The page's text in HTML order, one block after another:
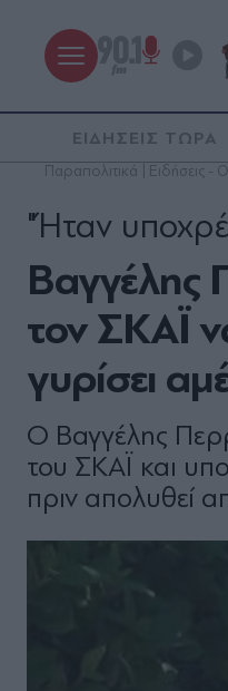
ΕΙΔΗΣΕΙΣ ΤΩΡΑ
Παραπολιτικά | Ειδήσεις -
Βαγγέλης
τον ΣΚΑΪ
γυρίσει
"Ήταν
Ο Βαγγέλης
του ΣΚΑΪ και
πριν απολυθεί